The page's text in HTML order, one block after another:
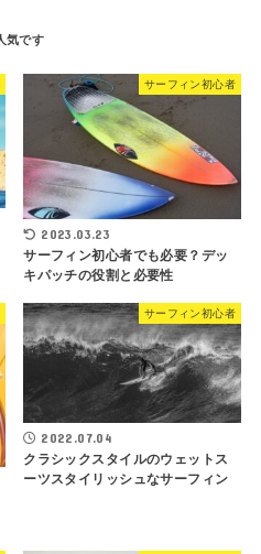
サーフィン初心者
2023.03.23
サーフィン初心者でも必要？デッ
キパッチの役割と必要性
サーフィン初心者
2022.07.04
クラシックスタイルのウェットス
ーツスタイリッシュなサーフィン